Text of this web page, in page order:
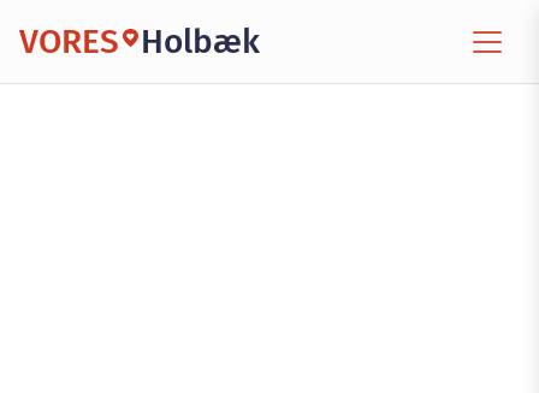
VORES Holbæk